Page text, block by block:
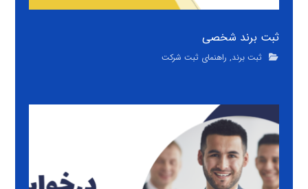
ثبت برند شخصی
ثبت برند, راهنمای ثبت شرکت